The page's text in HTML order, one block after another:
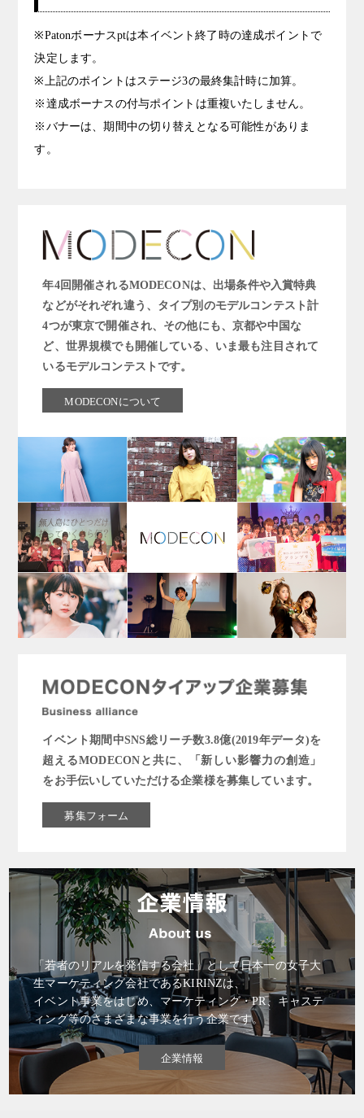
※Patonボーナスptは本イベント終了時の達成ポイントで
決定します。
※上記のポイントはステージ3の最終集計時に加算。
※達成ボーナスの付与ポイントは重複いたしません。
※バナーは、期間中の切り替えとなる可能性がありま
す。
年4回開催されるMODECONは、出場条件や入賞特典
などがそれぞれ違う、タイプ別のモデルコンテスト計
4つが東京で開催され、その他にも、京都や中国な
ど、世界規模でも開催している、いま最も注目されて
いるモデルコンテストです。
MODECONについて
イベント期間中SNS総リーチ数3.8億(2019年データ)を
超えるMODECONと共に、「新しい影響力の創造」
をお手伝いしていただける企業様を募集しています。
募集フォーム
「若者のリアルを発信する会社」として日本一の女子大
生マーケティング会社であるKIRINZは、
イベント事業をはじめ、マーケティング・PR、キャステ
ィング等のさまざまな事業を行う企業です。
企業情報